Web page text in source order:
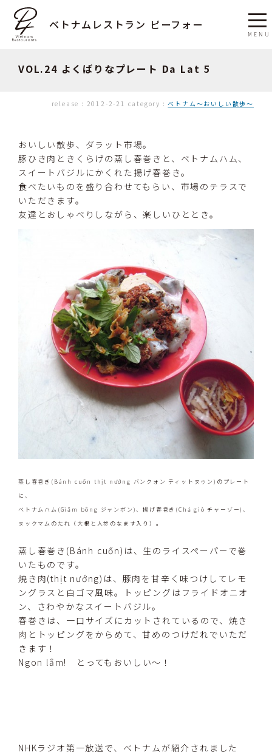
ベトナムレストラン ピーフォー
VOL.24 よくばりなプレート Da Lat 5
release : 2012-2-21 category :ベトナム〜おいしい散歩〜
おいしい散歩、ダラット市場。
豚ひき肉ときくらげの蒸し春巻きと、ベトナムハム、
スイートバジルにかくれた揚げ春巻き。
食べたいものを盛り合わせてもらい、市場のテラスで
いただきます。
友達とおしゃべりしながら、楽しいひととき。
蒸し春巻き(Bánh cuốn thịt nướng バンクォン ティットヌゥン)のプレート
に、
ベトナムハム(Giăm bông ジャンボン)、揚げ春巻き(Chả giò チャーゾー)、
ヌックマムのたれ（大根と人参のなます入り）。
蒸し春巻き(Bánh cuốn)は、生のライスペーパーで巻
いたものです。
焼き肉(thịt nướng)は、豚肉を甘辛く味つけしてレモ
ングラスと白ゴマ風味。トッピングはフライドオニオ
ン、さわやかなスイートバジル。
春巻きは、一口サイズにカットされているので、焼き
肉とトッピングをからめて、甘めのつけだれでいただ
きます！
Ngon lắm! とってもおいしい〜！
NHKラジオ第一放送で、ベトナムが紹介されました